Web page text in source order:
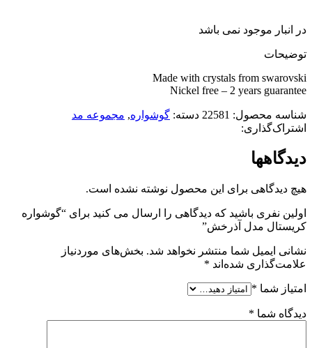
در انبار موجود نمی باشد
توضیحات
Made with crystals from swarovski
Nickel free – 2 years guarantee
شناسه محصول: 22581 دسته: گوشواره, مجموعه مد
اشتراک‌گذاری:
دیدگاهها
هیچ دیدگاهی برای این محصول نوشته نشده است.
اولین نفری باشید که دیدگاهی را ارسال می کنید برای “گوشواره
کریستال مدل آذرخش”
نشانی ایمیل شما منتشر نخواهد شد. بخش‌های موردنیاز
علامت‌گذاری شده‌اند *
امتیاز شما *
دیدگاه شما *